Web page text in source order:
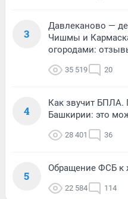
3
Давлеканово —
Чишмы и
огородами:
35 519 20
4
Как звучит БПЛА.
Башкирии: это
28 401 36
5
Обращение ФСБ к
22 584 114